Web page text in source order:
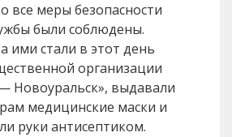
все меры безопасности
были соблюдены.
ими стали в этот день
организации
Новоуральск», выдавали
медицинские маски и
руки антисептиком.